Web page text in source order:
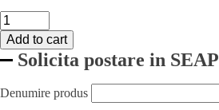
Aparat
de
vidat
profesional
Kitchen
Add to cart
Solicita postare in SEAP
Denumire produs